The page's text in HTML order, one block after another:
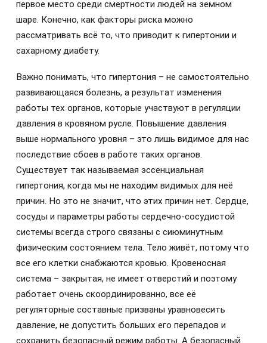
первое место среди смертности людей на земном
шаре. Конечно, как факторы риска можно
рассматривать всё то, что приводит к гипертонии и
сахарному диабету.
Важно понимать, что гипертония – не самостоятельно
развивающаяся болезнь, а результат изменения
работы тех органов, которые участвуют в регуляции
давления в кровяном русле. Повышение давления
выше нормального уровня – это лишь видимое для нас
последствие сбоев в работе таких органов.
Существует так называемая эссенциальная
гипертония, когда мы не находим видимых для неё
причин. Но это не значит, что этих причин нет. Сердце,
сосуды и параметры работы сердечно-сосудистой
системы всегда строго связаны с сиюминутным
физическим состоянием тела. Тело живёт, потому что
все его клетки снабжаются кровью. Кровеносная
система – закрытая, не имеет отверстий и поэтому
работает очень скоординированно, все её
регуляторные составные призваны уравновесить
давление, не допустить больших его перепадов и
сохранить безопасный режим работы. А безопасный